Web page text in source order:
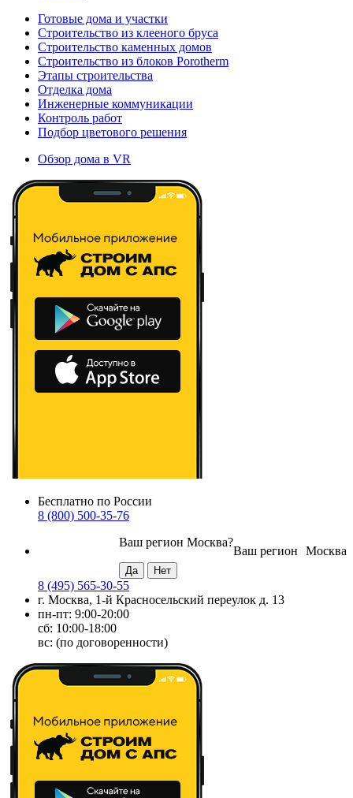
Готовые дома и участки
Строительство из клееного бруса
Строительство каменных домов
Строительство из блоков Porotherm
Этапы строительства
Отделка дома
Инженерные коммуникации
Контроль работ
Подбор цветового решения
Обзор дома в VR
Бесплатно по России
8 (800) 500-35-76
Москва
Ваш регион
Ваш регион Москва?
8 (495) 565-30-55
г. Москва, 1-й Красносельский переулок д. 13
пн-пт: 9:00-20:00
сб: 10:00-18:00
вс: (по договоренности)